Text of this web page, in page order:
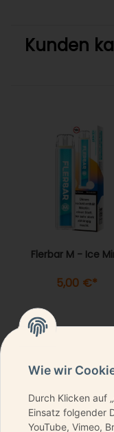
Kunden
Flerbar M - Ice
5,00 €*
NEWSLETTER
Wie wir
Durch Klicken auf
Einsatz folgender
YouTube, Vimeo,